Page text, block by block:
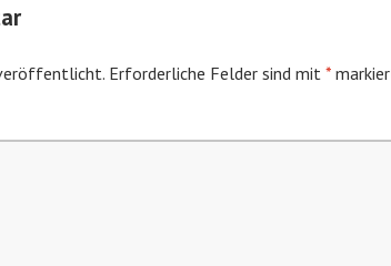
Erforderliche Felder sind mit *